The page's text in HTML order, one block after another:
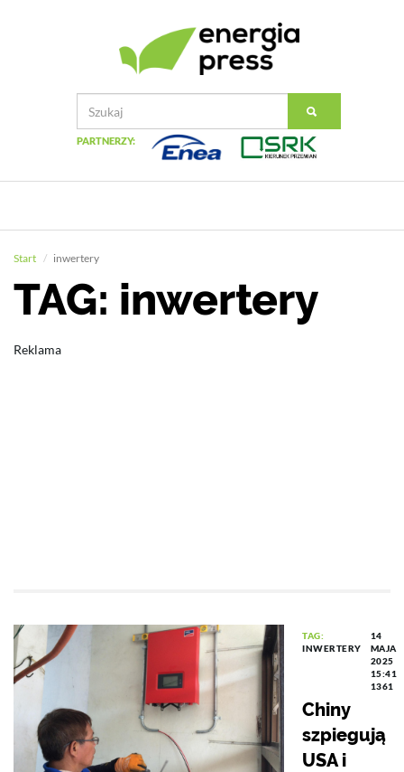
PARTNERZY:
Start inwertery
TAG: inwertery
Reklama
TAG:
INWERTERY
14
MAJA
2025
15:41
1361
Chiny
szpiegują
USA i